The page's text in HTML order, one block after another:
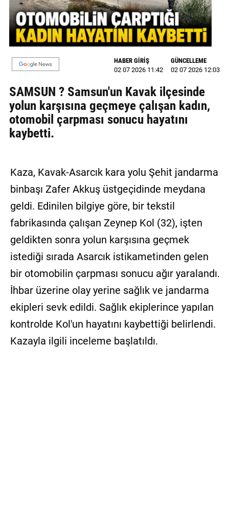
MAGAZİN
GALERİ
VİDEO
YAZARLAR
BİZE
ULAŞIN
Künye
Gizlilik
Politikası
HABER GİRİŞ
02 07 2026 11:42
GÜNCELLEME
02 07 2026 12:03
SAMSUN ? Samsun'un Kavak ilçesinde
yolun karşısına geçmeye çalışan kadın,
otomobil çarpması sonucu hayatını
kaybetti.
Kaza, Kavak-Asarcık kara yolu Şehit jandarma
binbaşı Zafer Akkuş üstgeçidinde meydana
geldi. Edinilen bilgiye göre, bir tekstil
fabrikasında çalışan Zeynep Kol (32), işten
geldikten sonra yolun karşısına geçmek
istediği sırada Asarcık istikametinden gelen
bir otomobilin çarpması sonucu ağır yaralandı.
İhbar üzerine olay yerine sağlık ve jandarma
ekipleri sevk edildi. Sağlık ekiplerince yapılan
kontrolde Kol'un hayatını kaybettiği belirlendi.
Kazayla ilgili inceleme başlatıldı.